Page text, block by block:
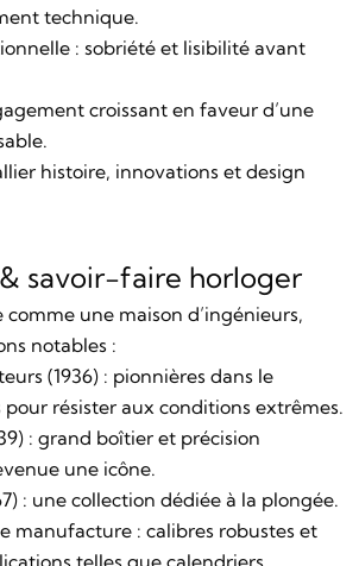
technique.
: sobriété et lisibilité avant
croissant en faveur d’une
histoire, innovations et design
savoir-faire horloger
comme une maison d’ingénieurs,
notables :
(1936) : pionnières dans le
résister aux conditions extrêmes.
: grand boîtier et précision
une icône.
: une collection dédiée à la plongée.
manufacture : calibres robustes et